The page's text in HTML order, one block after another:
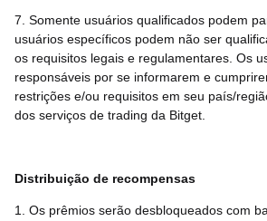
7. Somente usuários qualificados podem
usuários específicos podem não ser
os requisitos legais e regulamentares. Os
responsáveis por se informarem e
restrições e/ou requisitos em seu país/
dos serviços de trading da Bitget.
Distribuição de recompensas
1. Os prêmios serão desbloqueados com